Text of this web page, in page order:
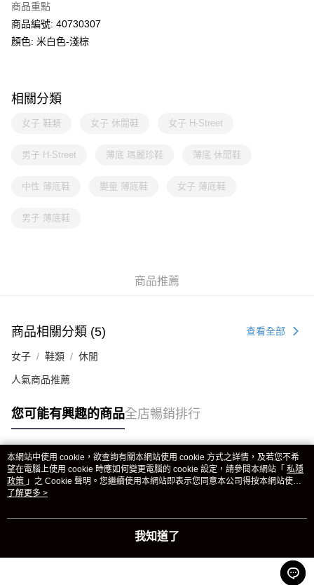
商品重點
商品編號: 40730307
顏色: 米白色-淺棕
相關分類
女子 鞋類 女子 休閒鞋 女子 H-Street
男子 H-Street 薄底 瑪麗珍鞋 薄底 休閒鞋
中性 薄底鞋 嬰童 薄底鞋 女子 薄底鞋
男子 薄底鞋
商品推薦
商品相關分類 (5) 查看全部
女子 鞋類 休閒
人氣商品推薦
您可能有興趣的商品全店暢銷排行
熱門標籤
熱銷排行
本網站中使用 cookie，欲查詢有關本網站使用 cookie 方式之詳情，及若您不希
望在電腦上使用 cookie 時應如何變更電腦的 cookie 設定，請參閱本網站「 私隱
政策 」之 Cookie 聲明。您繼續使用本網站即表示您同意本公司得按本網站使用
條款之 Cookie 聲明使用 cookie。
了解更多 >
我知道了